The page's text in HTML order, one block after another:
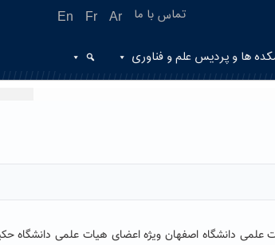
En Fr Ar تماس با ما
ها و پردیس علم و فناوری
دانشگاه اصفهان ویژه اعضای هیات علمی دانشگاه